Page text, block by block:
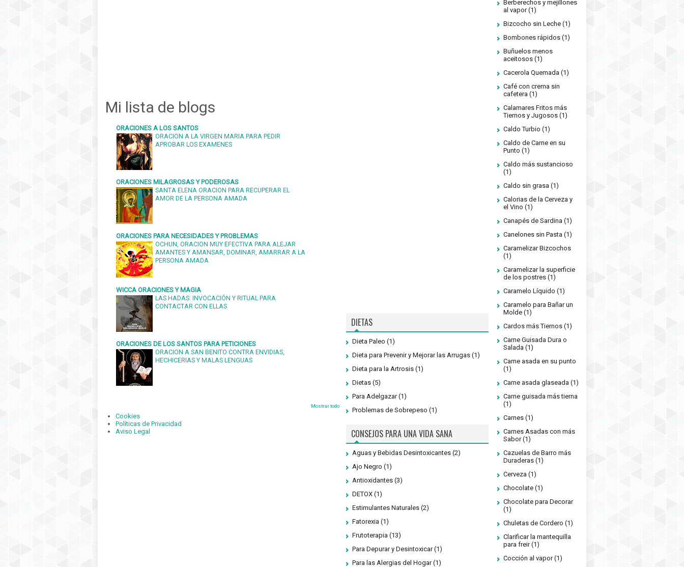
Mi lista de blogs
ORACIONES A LOS SANTOS
ORACION A LA VIRGEN MARIA PARA PEDIR
APROBAR LOS EXAMENES
ORACIONES MILAGROSAS Y PODEROSAS
SANTA ELENA ORACION PARA RECUPERAR EL
AMOR DE LA PERSONA AMADA
ORACIONES PARA NECESIDADES Y PROBLEMAS
OCHUN, ORACION MUY EFECTIVA PARA ALEJAR
AMANTES Y AMANSAR, DOMINAR, AMARRAR A LA
PERSONA AMADA
WICCA ORACIONES Y MAGIA
LAS HADAS: INVOCACIÓN Y RITUAL PARA
CONTACTAR CON ELLAS
ORACIONES DE LOS SANTOS PARA PETICIONES
ORACION A SAN BENITO CONTRA ENVIDIAS,
HECHICERIAS Y MALAS LENGUAS
Mostrar todo
Cookies
Políticas de Privacidad
Aviso Legal
DIETAS
Dieta Paleo (1)
Dieta para Prevenir y Mejorar las Arrugas (1)
Dieta para la Artrosis (1)
Dietas (5)
Para Adelgazar (1)
Problemas de Sobrepeso (1)
CONSEJOS PARA UNA VIDA SANA
Aguas y Bebidas Desintoxicantes (2)
Ajo Negro (1)
Antioxidantes (3)
DETOX (1)
Estimulantes Naturales (2)
Fatorexia (1)
Frutoterapia (13)
Para Depurar y Desintoxicar (1)
Para las Alergias del Hogar (1)
Berberechos y mejillones
al vapor (1)
Bizcocho sin Leche (1)
Bombones rápidos (1)
Buñuelos menos
aceitosos (1)
Cacerola Quemada (1)
Café con crema sin
cafetera (1)
Calamares Fritos más
Tiernos y Jugosos (1)
Caldo Turbio (1)
Caldo de Carne en su
Punto (1)
Caldo más sustancioso
(1)
Caldo sin grasa (1)
Calorias de la Cerveza y
el Vino (1)
Canapés de Sardina (1)
Canelones sin Pasta (1)
Caramelizar Bizcochos
(1)
Caramelizar la superficie
de los postres (1)
Caramelo Líquido (1)
Caramelo para Bañar un
Molde (1)
Cardos más Tiernos (1)
Carne Guisada Dura o
Salada (1)
Carne asada en su punto
(1)
Carne asada glaseada (1)
Carne guisada más tierna
(1)
Carnes (1)
Carnes Asadas con más
Sabor (1)
Cazuelas de Barro más
Duraderas (1)
Cerveza (1)
Chocolate (1)
Chocolate para Decorar
(1)
Chuletas de Cordero (1)
Clarificar la mantequilla
para freir (1)
Cocción al vapor (1)